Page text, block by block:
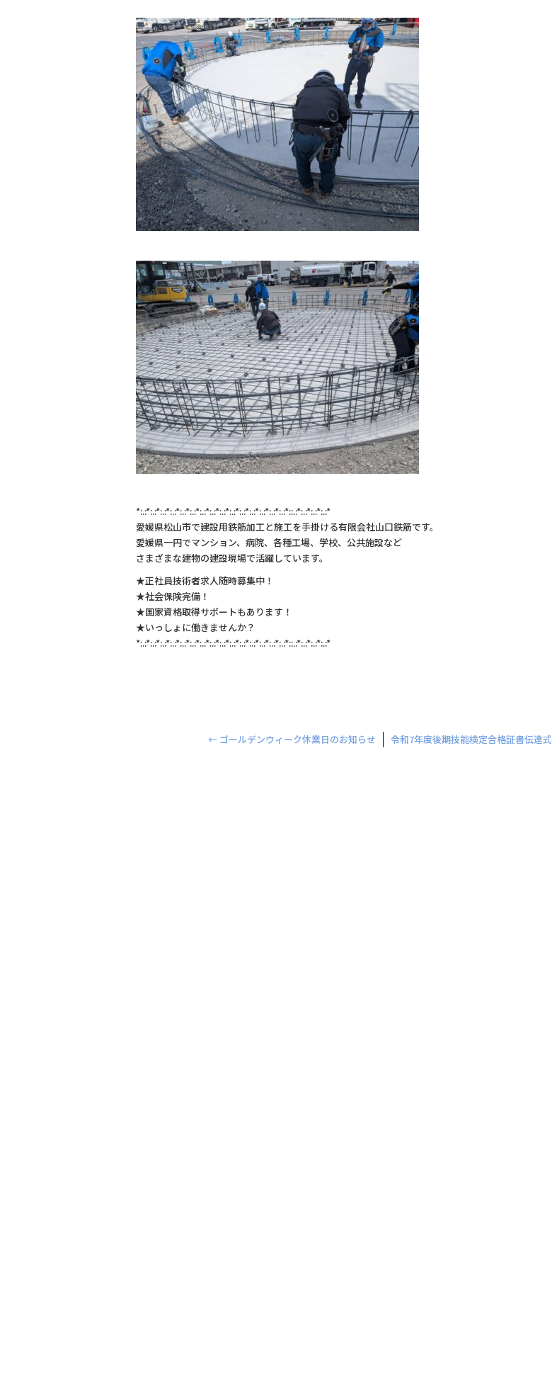
*:.:*:.:*:.:*:.:*:.:*:.:*:.:*:.:*:.:*:.:*:.:*:.:*:.:*:.:*:.:*::.:*:.:*:.:*:.:*
愛媛県松山市で建設用鉄筋加工と施工を手掛ける有限会社山口鉄筋です。
愛媛県一円でマンション、病院、各種工場、学校、公共施設など
さまざまな建物の建設現場で活躍しています。
★正社員技術者求人随時募集中！
★社会保険完備！
★国家資格取得サポートもあります！
★いっしょに働きませんか？
*:.:*:.:*:.:*:.:*:.:*:.:*:.:*:.:*:.:*:.:*:.:*:.:*:.:*:.:*:.:*::.:*:.:*:.:*:.:*
← ゴールデンウィーク休業日のお知らせ 令和7年度後期技能検定合格証書伝達式